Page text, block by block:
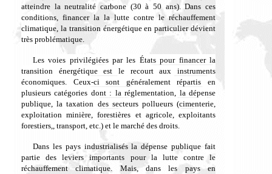
atteindre la neutralité carbone (30 à 50 ans).Dans ces
conditions, financer la la lutte contre le réchauffement
climatique, la transition énergétique en particulier dévient
très problématique.
Les voies privilégiées par les États pour financer la
transition énergétique est le recourt aux instruments
économiques. Ceux-ci sont généralement répartis en
plusieurs catégories dont : la réglementation, la dépense
publique, la taxation des secteurs pollueurs (cimenterie,
exploitation minière, forestières et agricole, exploitants
forestiers,, transport, etc.) et le marché des droits.
Dans les pays industrialisés la dépense publique fait
partie des leviers importants pour la lutte contre le
réchauffement climatique. Mais, dans les pays en